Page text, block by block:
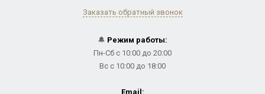
Заказать обратный звонок
🔔 Режим работы:
Пн-Сб с 10:00 до 20:00
Вс с 10:00 до 18:00
Email: